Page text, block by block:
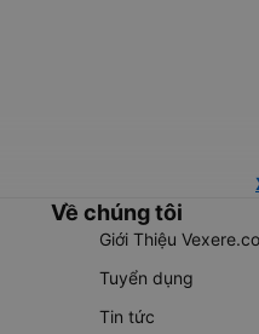
Về chúng tôi
Giới Thiệu
Tuyển dụng
Tin tức